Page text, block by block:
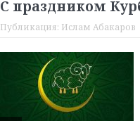
С праздником
Публикация: Ислам Абакаров